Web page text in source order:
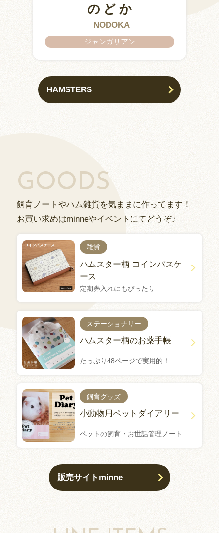
KURIMARU
のどか
NODOKA
ジャンガリアン
CHITOSE
CHATARO
IZUMO & OKUNI
ARARE
KISUKE
HAMSTERS
GOODS
飼育ノートやハム雑貨を気ままに作ってます！
お買い求めはminneやイベントにてどうぞ♪
雑貨
ハムスター柄 コインパスケ
ース
定期券入れにもぴったり
ステーショナリー
ハムスター柄のお薬手帳
たっぷり48ページで実用的！
飼育グッズ
小動物用ペットダイアリー
ペットの飼育・お世話管理ノート
販売サイトminne